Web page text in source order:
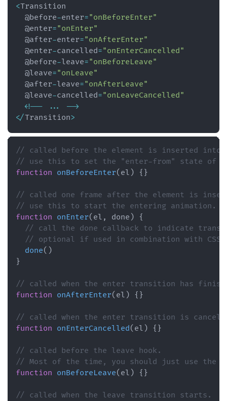
<Transition
  @before
-enter="onBeforeEnter"
  @enter
="onEnter"
  @after
-enter="onAfterEnter"
  @enter
-cancelled="onEnterCancelled"
  @before
-leave="onBeforeLeave"
  @leave
="onLeave"
  @after
-leave="onAfterLeave"
  @leave
-cancelled="onLeaveCancelled"
<!-- ... -->
</Transition>
// called before the element is inserted into
// use this to set the "enter-from" state of
function onBeforeEnter( el ) { }
// called one frame after the element is
// use this to start the entering animation.
function onEnter( el , done ) {
// call the done callback to indicate
// optional if used in combination with CSS
done( )
}
// called when the enter transition has
function onAfterEnter( el ) { }
// called when the enter transition is
function onEnterCancelled( el ) { }
// called before the leave hook.
// Most of the time, you should just use the
function onBeforeLeave( el ) { }
// called when the leave transition starts.